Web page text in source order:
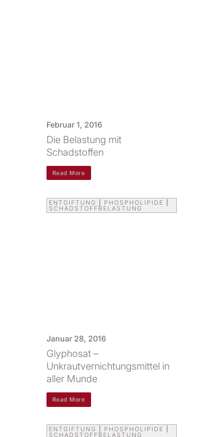
Februar 1, 2016
Die Belastung mit
Schadstoffen
Read More
Januar 28, 2016
Glyphosat –
Unkrautvernichtungsmittel in
aller Munde
Read More
ENTGIFTUNG PHOSPHOLIPIDE
SCHADSTOFFBELASTUNG
ENTGIFTUNG PHOSPHOLIPIDE
SCHADSTOFFBELASTUNG